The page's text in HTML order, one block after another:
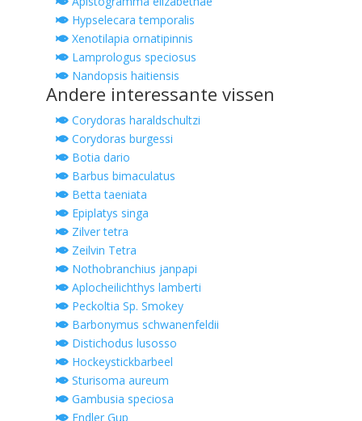
Hypselecara temporalis
Xenotilapia ornatipinnis
Lamprologus speciosus
Nandopsis haitiensis
Andere interessante vissen
Corydoras haraldschultzi
Corydoras burgessi
Botia dario
Barbus bimaculatus
Betta taeniata
Epiplatys singa
Zilver tetra
Zeilvin Tetra
Nothobranchius janpapi
Aplocheilichthys lamberti
Peckoltia Sp. Smokey
Barbonymus schwanenfeldii
Distichodus lusosso
Hockeystickbarbeel
Sturisoma aureum
Gambusia speciosa
Endler Gup